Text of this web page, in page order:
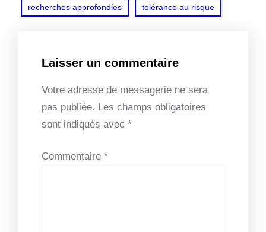
recherches approfondies tolérance au risque
Laisser un commentaire
Votre adresse de messagerie ne sera
pas publiée. Les champs obligatoires
sont indiqués avec *
Commentaire *